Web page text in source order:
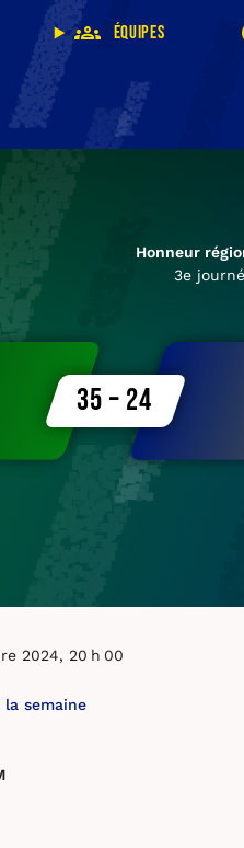
Équipes
Honneur
3e
35 – 24
2024, 20 h 00
la semaine